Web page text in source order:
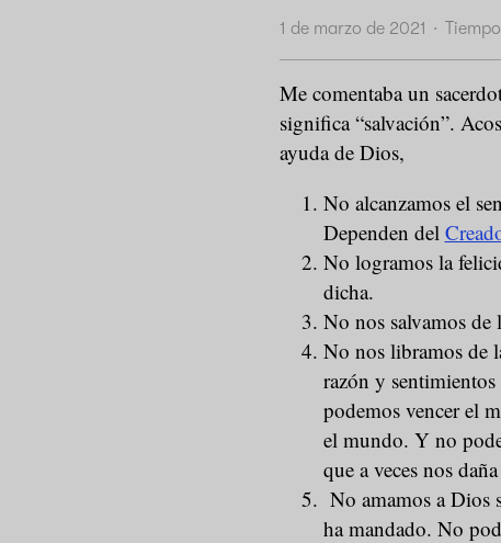
1 de marzo de 2021 ·
Me comentaba un
significa “salvación”.
ayuda de Dios,
No alcanzamos el
Dependen del
No logramos la
dicha.
No nos salvamos de
No nos libramos de
razón y
podemos vencer el
el mundo. Y no
que a veces nos
No amamos a Dios
ha mandado. No